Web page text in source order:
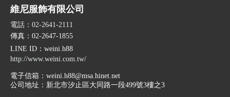
維尼服飾有限公司
電話：02-2641-2111
傳真：02-2647-1855
LINE ID ：weini.h88
http://www.weini.com.tw/
電子信箱： weini.h88@msa.hinet.net
公司地址： 新北市汐止區大同路一段499號3樓之3